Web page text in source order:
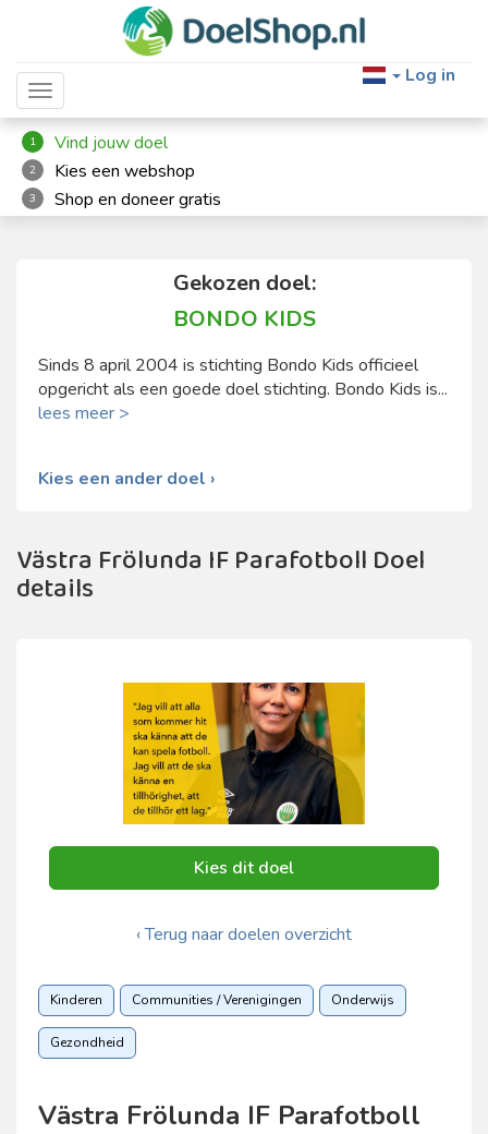
Toggle navigation
Log in
1 Vind jouw doel
2 Kies een webshop
3 Shop en doneer gratis
Gekozen doel:
BONDO KIDS
Sinds 8 april 2004 is stichting Bondo Kids officieel
opgericht als een goede doel stichting. Bondo Kids is...
lees meer >
Kies een ander doel ›
Västra Frölunda IF Parafotboll Doel
details
Kies dit doel
‹ Terug naar doelen overzicht
Kinderen Communities / Verenigingen Onderwijs
Gezondheid
Västra Frölunda IF Parafotboll